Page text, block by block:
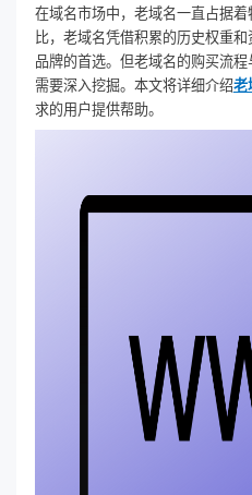
在域名市场中，老域名一直占据
比，老域名凭借积累的历史权重
品牌的首选。但老域名的购买流
需要深入挖掘。本文将详细介绍老
求的用户提供帮助。